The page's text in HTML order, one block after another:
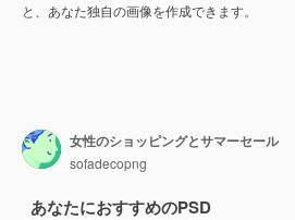
と、あなた独自の画像を作成できます。
女性のショッピングとサマーセール
sofadecopng
あなたにおすすめのPSD